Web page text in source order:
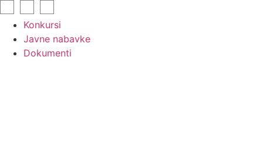
content
Konkursi
Javne nabavke
Dokumenti